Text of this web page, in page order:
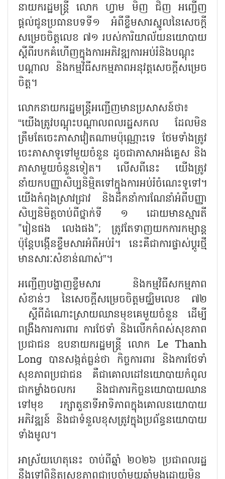
នាយករដ្ឋមន្ត្រី លោក ហ្វាម មិញ ជិញ អញ្ជើញ
ផ្តល់ជូនប្រធានបទទី១ អំពីខ្លឹមសារស្នូលនៃសេចក្តី
សម្រេចចិត្តលេខ ៧១ របស់ការិយាល័យនយោបាយ
ស្តីពីរបកគំហើញក្នុងការអភិវឌ្ឍការអប់រំនិងបណ្តុះ
បណ្តាល និងកម្មវិធីសកម្មភាពអនុវត្តសេចក្តីសម្រេច
ចិត្ត។
លោកនាយករដ្ឋមន្ត្រីអញ្ជើញមានប្រសាសន៍ថា៖
“យើងត្រូវបណ្ដុះបណ្ដាលពលរដ្ឋសកល ដែលមិន
ត្រឹមតែចេះភាសាវៀតណាមប៉ុណ្ណោះទេ ថែមទាំងត្រូវ
ចេះភាសាទូទៅមួយចំនួន ដូចជាភាសាអង់គ្លេស និង
ភាសាមួយចំនួនទៀត។ លើសពីនេះ យើងត្រូវ
នាំយកបញ្ញាសិប្បនិម្មិតទៅក្នុងការអប់រំចំណេះទូទៅ។
យើងកំពុងស្រាវជ្រាវ និងដឹកនាំការណែនាំអំពីបញ្ញា
សិប្បនិមិត្តចាប់ពីថ្នាក់ទី ១ ដោយមានស្មារតី
"រៀនផង លេងផង"; ត្រូវតែទាញយកការកម្សាន្ត
ប៉ុន្តែបង្កើនខ្លឹមសារអំពីអប់រំ។ នេះគឺជាការផ្លាស់ប្តូរថ្មី
មានសារៈសំខាន់ណាស់”។
អញ្ជើញបង្ហាញខ្លឹមសារ និងកម្មវិធីសកម្មភាព
សំខាន់ៗ នៃសេចក្តីសម្រេចចិត្តមជ្ឈិមលេខ ៧២
ស្តីពីដំណោះស្រាយឈានមុខគេមួយចំនួន ដើម្បី
ពង្រឹងការការពារ ការថែទាំ និងលើកកំពស់សុខភាព
ប្រជាជន ឧបនាយករដ្ឋមន្ត្រី លោក Le Thanh
Long បានសង្កត់ធ្ងន់ថា កិច្ចការពារ និងការថែទាំ
សុខភាពប្រជាជន គឺជាគោលដៅនយោបាយកំពូល
ជាកម្លាំងចលករ និងជាភារកិច្ចនយោបាយឈាន
ទៅមុខ រក្សាតួនាទីអាទិភាពក្នុងគោលនយោបាយ
អភិវឌ្ឍន៍ និងជាទំនួលខុសត្រូវក្នុងប្រព័ន្ធនយោបាយ
ទាំងមូល។
អាស្រ័យហេតុនេះ ចាប់ពីឆ្នាំ ២០២៦ ប្រជាពលរដ្ឋ